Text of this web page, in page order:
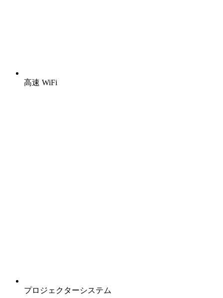
高速 WiFi
プロジェクターシステム